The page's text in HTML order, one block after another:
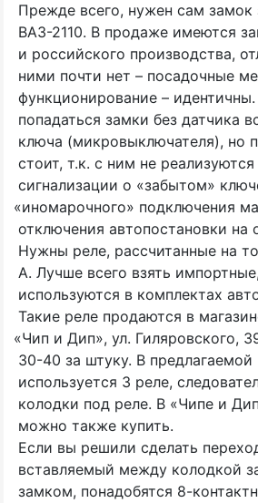
Прежде всего, нужен сам замок
ВАЗ-2110. В продаже имеются
и российского производства,
ними почти нет – посадочные
функционирование –
попадаться замки без датчика
ключа (микровыключателя), но
стоит, т.к. с ним не
сигнализации о «забытом»
«иномарочного» подключения
отключения автопостановки на
Нужны реле, рассчитанные на
А. Лучше всего взять
используются в комплектах
Такие реле продаются в
«Чип и Дип», ул. Гиляровского,
30-40 за штуку. В
используется 3 реле,
колодки под реле. В «Чипе и
можно также купить.
Если вы решили сделать
вставляемый между колодкой
замком, понадобятся 8-